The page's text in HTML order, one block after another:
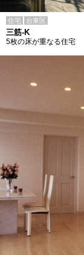
住宅 台東区
三筋-K
5枚の床が重なる住宅